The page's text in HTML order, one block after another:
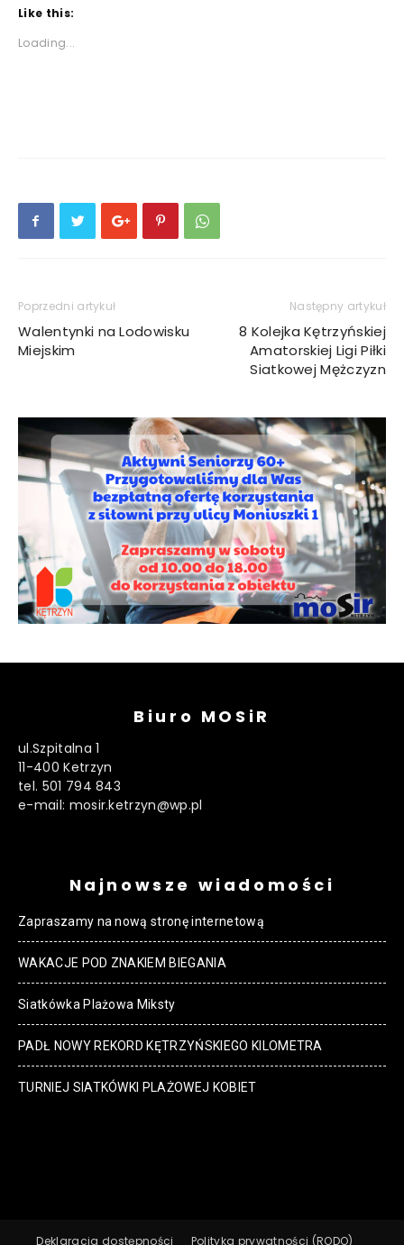
Like this:
Loading...
Poprzedni artykuł
Walentynki na Lodowisku
Miejskim
Następny artykuł
8 Kolejka Kętrzyńskiej
Amatorskiej Ligi Piłki
Siatkowej Mężczyzn
Biuro MOSiR
ul.Szpitalna 1
11-400 Ketrzyn
tel. 501 794 843
e-mail: mosir.ketrzyn@wp.pl
Najnowsze wiadomości
Zapraszamy na nową stronę internetową
WAKACJE POD ZNAKIEM BIEGANIA
Siatkówka Plażowa Miksty
PADŁ NOWY REKORD KĘTRZYŃSKIEGO KILOMETRA
TURNIEJ SIATKÓWKI PLAŻOWEJ KOBIET
Deklaracja dostępności Polityka prywatności (RODO)